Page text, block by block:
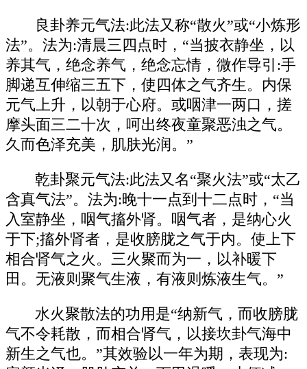
良卦养元气法:此法又称“散火”或“小炼形
法”。法为:清晨三四点时，“当披衣静坐，以
养其气，绝念养气，绝念忘情，微作导引:手
脚递互伸缩三五下，使四体之气齐生。内保
元气上升，以朝于心府。或咽津一两口，搓
摩头面三二十次，呵出终夜童聚恶浊之气。
久而色泽充美，肌肤光润。”
乾卦聚元气法:此法又名“聚火法”或“太乙
含真气法”。法为:晚十一点到十二点时，“当
入室静坐，咽气搐外肾。咽气者，是纳心火
于下;搐外肾者，是收膀胧之气于内。使上下
相合肾气之火。三火聚而为一，以补暖下
田。无液则聚气生液，有液则炼液生气。”
水火聚散法的功用是“纳新气，而收膀胧
气不令耗散，而相合肾气，以接坎卦气海中
新生之气也。”其效验以一年为期，表现为: